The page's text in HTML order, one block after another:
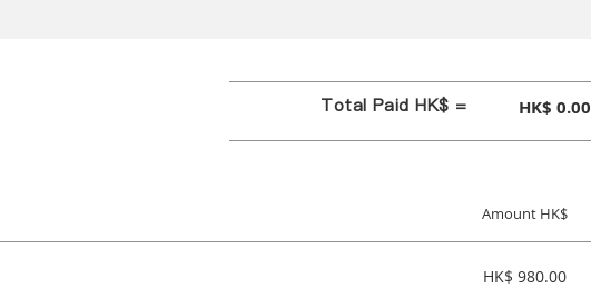
Total Paid HK$ = HK$ 0.00
Amount HK$
HK$ 980.00